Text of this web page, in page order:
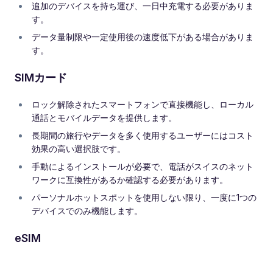
追加のデバイスを持ち運び、一日中充電する必要がありま
す。
データ量制限や一定使用後の速度低下がある場合がありま
す。
SIMカード
ロック解除されたスマートフォンで直接機能し、ローカル
通話とモバイルデータを提供します。
長期間の旅行やデータを多く使用するユーザーにはコスト
効果の高い選択肢です。
手動によるインストールが必要で、電話がスイスのネット
ワークに互換性があるか確認する必要があります。
パーソナルホットスポットを使用しない限り、一度に1つの
デバイスでのみ機能します。
eSIM